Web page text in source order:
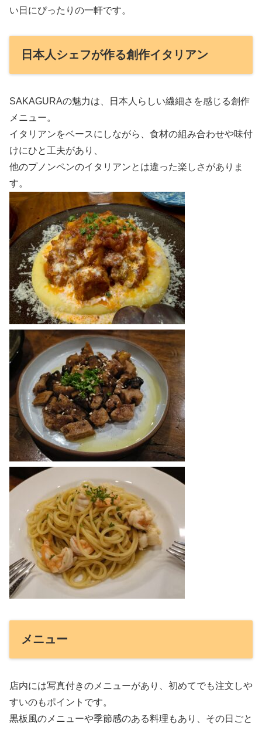
い日にぴったりの一軒です。
日本人シェフが作る創作イタリアン
SAKAGURAの魅力は、日本人らしい繊細さを感じる創作
メニュー。
イタリアンをベースにしながら、食材の組み合わせや味付
けにひと工夫があり、
他のプノンペンのイタリアンとは違った楽しさがありま
す。
メニュー
店内には写真付きのメニューがあり、初めてでも注文しや
すいのもポイントです。
黒板風のメニューや季節感のある料理もあり、その日ごと